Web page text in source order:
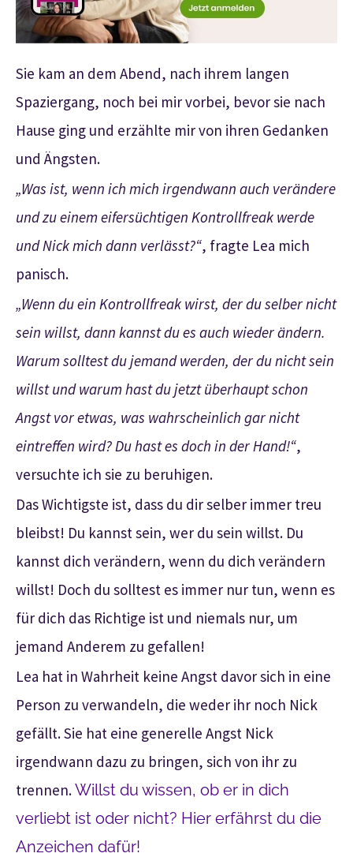
Sie kam an dem Abend, nach ihrem langen
Spaziergang, noch bei mir vorbei, bevor sie nach
Hause ging und erzählte mir von ihren Gedanken
und Ängsten.
„Was ist, wenn ich mich irgendwann auch verändere
und zu einem eifersüchtigen Kontrollfreak werde
und Nick mich dann verlässt?“, fragte Lea mich
panisch.
„Wenn du ein Kontrollfreak wirst, der du selber nicht
sein willst, dann kannst du es auch wieder ändern.
Warum solltest du jemand werden, der du nicht sein
willst und warum hast du jetzt überhaupt schon
Angst vor etwas, was wahrscheinlich gar nicht
eintreffen wird? Du hast es doch in der Hand!“,
versuchte ich sie zu beruhigen.
Das Wichtigste ist, dass du dir selber immer treu
bleibst! Du kannst sein, wer du sein willst. Du
kannst dich verändern, wenn du dich verändern
willst! Doch du solltest es immer nur tun, wenn es
für dich das Richtige ist und niemals nur, um
jemand Anderem zu gefallen!
Lea hat in Wahrheit keine Angst davor sich in eine
Person zu verwandeln, die weder ihr noch Nick
gefällt. Sie hat eine generelle Angst Nick
irgendwann dazu zu bringen, sich von ihr zu
trennen.Willst du wissen, ob er in dich
verliebt ist oder nicht? Hier erfährst du die
Anzeichen dafür!